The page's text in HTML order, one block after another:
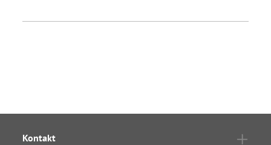
Kontakt